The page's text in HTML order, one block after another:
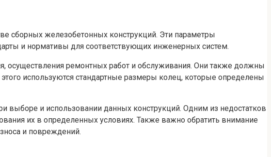
сборных железобетонных конструкций. Эти параметры
и нормативы для соответствующих инженерных систем.
осуществления ремонтных работ и обслуживания. Они также должны
используются стандартные размеры колец, которые определены
и использовании данных конструкций. Одним из недостатков
их в определенных условиях. Также важно обратить внимание
и повреждений.